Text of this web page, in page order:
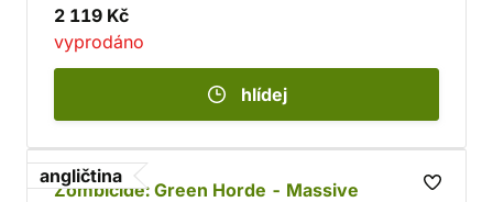
2 119 Kč
vyprodáno
hlídej
angličtina
Zombicide: Green Horde - Massive